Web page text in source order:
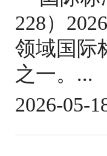
228）
领域国际
之一。...
2026-05-